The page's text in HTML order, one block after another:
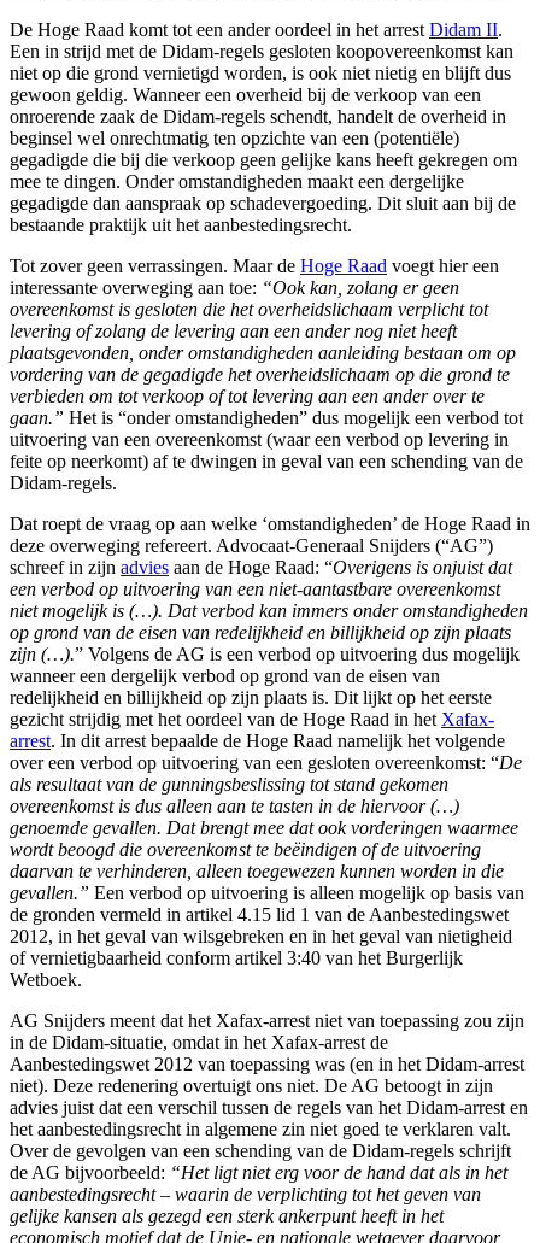
De Hoge Raad komt tot een ander oordeel in het arrest Didam II.
Een in strijd met de Didam-regels gesloten koopovereenkomst kan
niet op die grond vernietigd worden, is ook niet nietig en blijft dus
gewoon geldig. Wanneer een overheid bij de verkoop van een
onroerende zaak de Didam-regels schendt, handelt de overheid in
beginsel wel onrechtmatig ten opzichte van een (potentiële)
gegadigde die bij die verkoop geen gelijke kans heeft gekregen om
mee te dingen. Onder omstandigheden maakt een dergelijke
gegadigde dan aanspraak op schadevergoeding. Dit sluit aan bij de
bestaande praktijk uit het aanbestedingsrecht.
Tot zover geen verrassingen. Maar de Hoge Raad voegt hier een
interessante overweging aan toe: “Ook kan, zolang er geen
overeenkomst is gesloten die het overheidslichaam verplicht tot
levering of zolang de levering aan een ander nog niet heeft
plaatsgevonden, onder omstandigheden aanleiding bestaan om op
vordering van de gegadigde het overheidslichaam op die grond te
verbieden om tot verkoop of tot levering aan een ander over te
gaan.” Het is “onder omstandigheden” dus mogelijk een verbod tot
uitvoering van een overeenkomst (waar een verbod op levering in
feite op neerkomt) af te dwingen in geval van een schending van de
Didam-regels.
Dat roept de vraag op aan welke ‘omstandigheden’ de Hoge Raad in
deze overweging refereert. Advocaat-Generaal Snijders (“AG”)
schreef in zijn advies aan de Hoge Raad: “Overigens is onjuist dat
een verbod op uitvoering van een niet-aantastbare overeenkomst
niet mogelijk is (…). Dat verbod kan immers onder omstandigheden
op grond van de eisen van redelijkheid en billijkheid op zijn plaats
zijn (…).” Volgens de AG is een verbod op uitvoering dus mogelijk
wanneer een dergelijk verbod op grond van de eisen van
redelijkheid en billijkheid op zijn plaats is. Dit lijkt op het eerste
gezicht strijdig met het oordeel van de Hoge Raad in het Xafax-
arrest. In dit arrest bepaalde de Hoge Raad namelijk het volgende
over een verbod op uitvoering van een gesloten overeenkomst: “De
als resultaat van de gunningsbeslissing tot stand gekomen
overeenkomst is dus alleen aan te tasten in de hiervoor (…)
genoemde gevallen. Dat brengt mee dat ook vorderingen waarmee
wordt beoogd die overeenkomst te beëindigen of de uitvoering
daarvan te verhinderen, alleen toegewezen kunnen worden in die
gevallen.” Een verbod op uitvoering is alleen mogelijk op basis van
de gronden vermeld in artikel 4.15 lid 1 van de Aanbestedingswet
2012, in het geval van wilsgebreken en in het geval van nietigheid
of vernietigbaarheid conform artikel 3:40 van het Burgerlijk
Wetboek.
AG Snijders meent dat het Xafax-arrest niet van toepassing zou zijn
in de Didam-situatie, omdat in het Xafax-arrest de
Aanbestedingswet 2012 van toepassing was (en in het Didam-arrest
niet). Deze redenering overtuigt ons niet. De AG betoogt in zijn
advies juist dat een verschil tussen de regels van het Didam-arrest en
het aanbestedingsrecht in algemene zin niet goed te verklaren valt.
Over de gevolgen van een schending van de Didam-regels schrijft
de AG bijvoorbeeld: “Het ligt niet erg voor de hand dat als in het
aanbestedingsrecht – waarin de verplichting tot het geven van
gelijke kansen als gezegd een sterk ankerpunt heeft in het
economisch motief dat de Unie- en nationale wetgever daarvoor